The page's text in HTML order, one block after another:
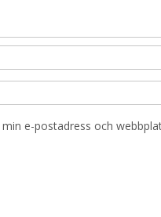
e-postadress och